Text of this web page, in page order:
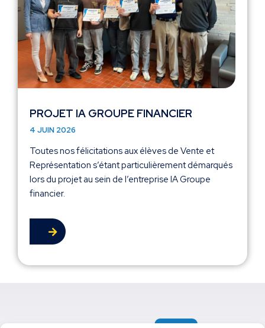
PROJET IA GROUPE FINANCIER
4 JUIN 2026
Toutes nos félicitations aux élèves de Vente et
Représentation s’étant particulièrement démarqués
lors du projet au sein de l’entreprise IA Groupe
financier.